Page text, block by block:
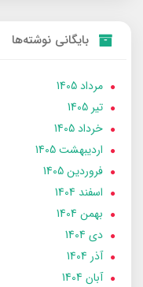
بایگانی نوشته‌ها
مرداد 1405
تير 1405
خرداد 1405
ارديبهشت 1405
فروردین 1405
اسفند 1404
بهمن 1404
دی 1404
آذر 1404
آبان 1404